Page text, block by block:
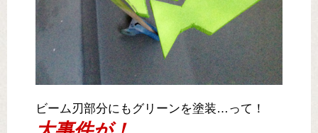
ビーム刃部分にもグリーンを塗装…って！